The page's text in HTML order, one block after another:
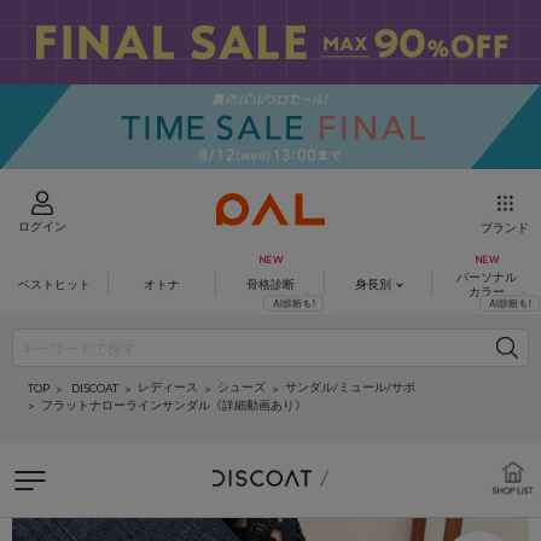
ログイン ブランド
ベストヒット オトナ 骨格診断 身長別
パーソナル
カラー
TOP DISCOAT レディース シューズ
サンダル/ミュール/サボ
フラットナローラインサンダル《詳細動画あり》